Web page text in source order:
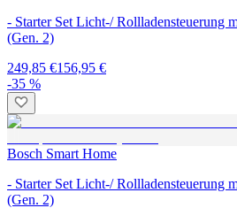
- Starter Set Licht-/ Rollladensteuerung
(Gen. 2)
249,85 €156,95 €
-35 %
Bosch Smart Home
- Starter Set Licht-/ Rollladensteuerung
(Gen. 2)